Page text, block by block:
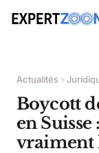
Actualités
Boycott
en Suisse
vraiment